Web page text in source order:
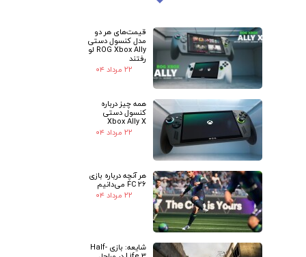
قیمت‌های هر دو
مدل کنسول دستی
ROG Xbox Ally لو
رفتند
۲۲ مرداد ۰۴
همه چیز درباره
کنسول دستی
Xbox Ally X
۲۲ مرداد ۰۴
هر آنچه درباره بازی
FC 26 می‌دانیم
۲۲ مرداد ۰۴
شایعه: بازی Half-